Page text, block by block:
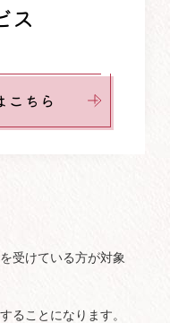
ス
こちら
受けている方が対象
ることになります。